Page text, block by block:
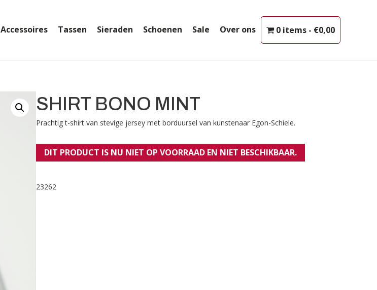
Accessoires Tassen Sieraden Schoenen Sale Over ons 0 items €0,00
SHIRT BONO MINT
Prachtig t-shirt van stevige jersey met borduursel van kunstenaar Egon-Schiele.
DIT PRODUCT IS NU NIET OP VOORRAAD EN NIET BESCHIKBAAR.
23262